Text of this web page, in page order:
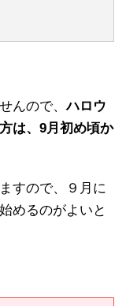
んので、ハロウ
は、9月初め頃か
すので、９月に
めるのがよいと